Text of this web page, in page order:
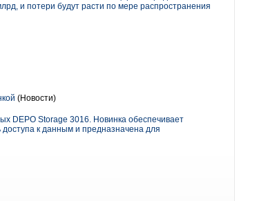
и потери будут расти по мере распространения
(Новости)
DEPO Storage 3016. Новинка обеспечивает
к данным и предназначена для